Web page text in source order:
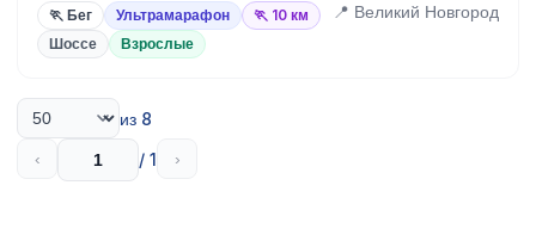
🏃 Бег Ультрамарафон 🏃 10 км 📍 Великий Новгород
Шоссе Взрослые
из 8
‹ / 1 ›